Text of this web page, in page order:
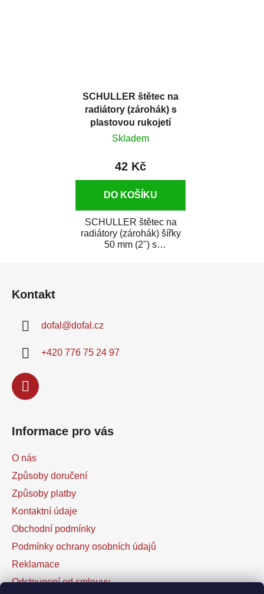
SCHULLER štětec na
radiátory (zárohák) s
plastovou rukojetí
šířka 50 mm
Skladem
42 Kč
DO KOŠÍKU
SCHULLER štětec na
radiátory (zárohák) šířky
50 mm (2") s
Kontakt
dofal @dofal.cz
+420 776 75 24 97
Informace pro vás
O nás
Způsoby doručení
Způsoby platby
Kontaktní údaje
Obchodní podmínky
Podmínky ochrany osobních údajů
Reklamace
Odstoupení od smlouvy